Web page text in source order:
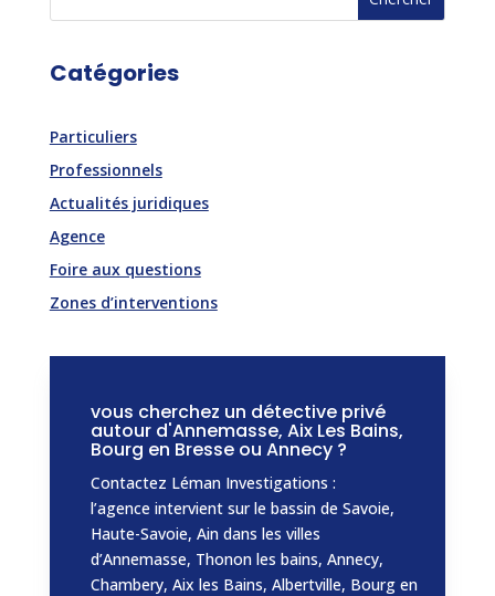
Catégories
Particuliers
Professionnels
Actualités juridiques
Agence
Foire aux questions
Zones d’interventions
vous cherchez un détective privé
autour d'Annemasse, Aix Les Bains,
Bourg en Bresse ou Annecy ?
Contactez Léman Investigations :
l’agence intervient sur le bassin de Savoie,
Haute-Savoie, Ain dans les villes
d’Annemasse, Thonon les bains, Annecy,
Chambery, Aix les Bains, Albertville, Bourg en